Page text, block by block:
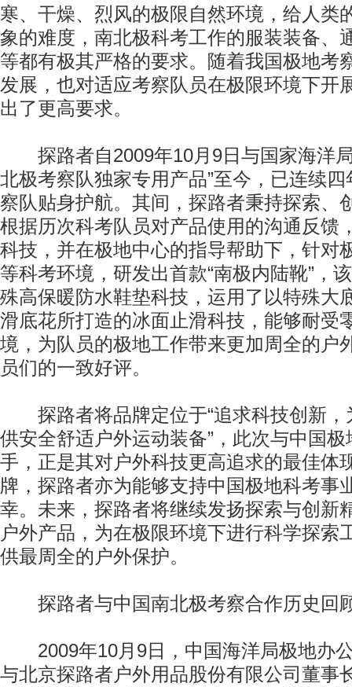
寒、干燥、烈风的极限自然环境，给人类
象的难度，南北极科考工作的服装装备、
等都有极其严格的要求。随着我国极地考
发展，也对适应考察队员在极限环境下开
出了更高要求。
探路者自2009年10月9日与国家海洋局
北极考察队独家专用产品”至今，已连续
察队贴身护航。其间，探路者秉持探索、
根据历次科考队员对产品使用的沟通反馈
科技，并在极地中心的指导帮助下，针对
等科考环境，研发出首款“南极内陆靴”，
殊高保暖防水鞋垫科技，运用了以特殊大
滑底花所打造的冰面止滑科技，能够耐受
境，为队员的极地工作带来更加周全的户
员们的一致好评。
探路者将品牌定位于“追求科技创新，
供安全舒适户外运动装备”，此次与中国
手，正是其对户外科技更高追求的最佳体
牌，探路者亦为能够支持中国极地科考事
幸。未来，探路者将继续发扬探索与创新
户外产品，为在极限环境下进行科学探索
供最周全的户外保护。
探路者与中国南北极考察合作历史回
2009年10月9日，中国海洋局极地办
与北京探路者户外用品股份有限公司董事